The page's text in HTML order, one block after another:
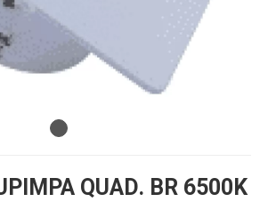
QUAD. BR 6500K